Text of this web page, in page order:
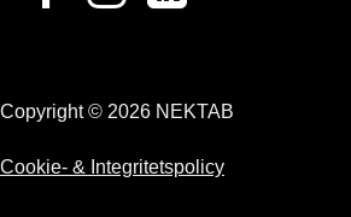
Copyright © 2026 NEKTAB
Cookie- & Integritetspolicy